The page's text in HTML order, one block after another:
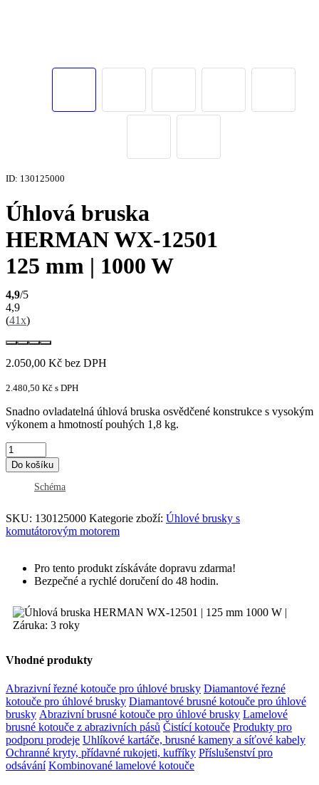
ID: 130125000
Úhlová bruska
HERMAN WX-12501
125 mm | 1000 W
4,9/5
4,9
(41x)
2.050,00 Kč bez DPH
2.480,50 Kč s DPH
Snadno ovladatelná úhlová bruska osvědčené konstrukce s vysokým
výkonem a hmotností pouhých 1,8 kg.
Do košíku
Schéma
SKU: 130125000 Kategorie zboží: Úhlové brusky s
komutátorovým motorem
Pro tento produkt získáváte dopravu zdarma!
Bezpečné a rychlé doručení do 48 hodin.
Vhodné produkty
Abrazivní řezné kotouče pro úhlové brusky Diamantové řezné
kotouče pro úhlové brusky Diamantové brusné kotouče pro úhlové
brusky Abrazivní brusné kotouče pro úhlové brusky Lamelové
brusné kotouče z abrazivních pásů Čistící kotouče Produkty pro
podporu prodeje Uhlíkové kartáče, brusné kameny a síťové kabely
Ochranné kryty, přídavné rukojeti, kufříky Příslušenství pro
odsávání Kombinované lamelové kotouče